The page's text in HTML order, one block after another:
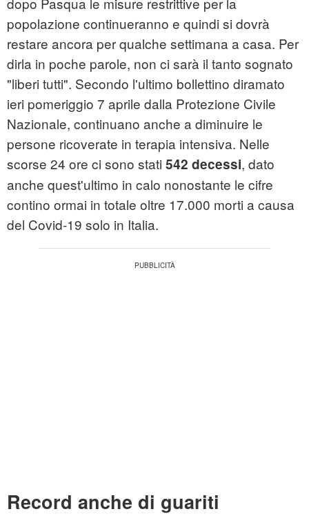
popolazione continueranno e quindi si dovrà
restare ancora per qualche settimana a casa. Per
dirla in poche parole, non ci sarà il tanto sognato
"liberi tutti". Secondo l'ultimo bollettino diramato
ieri pomeriggio 7 aprile dalla Protezione Civile
Nazionale, continuano anche a diminuire le
persone ricoverate in terapia intensiva. Nelle
scorse 24 ore ci sono stati 542 decessi, dato
anche quest'ultimo in calo nonostante le cifre
contino ormai in totale oltre 17.000 morti a causa
del Covid-19 solo in Italia.
Record anche di guariti